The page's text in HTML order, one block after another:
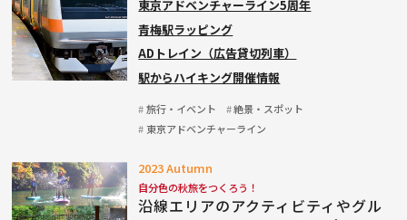
東京アドベンチャーライン5周年
青梅駅ラッピング
ADトレイン（広告貸切列車）
駅からハイキング開催情報
旅行・イベント
絶景・スポット
東京アドベンチャーライン
2023 Autumn
自分色の秋旅をつくろう！
沿線エリアのアクティビティやグル